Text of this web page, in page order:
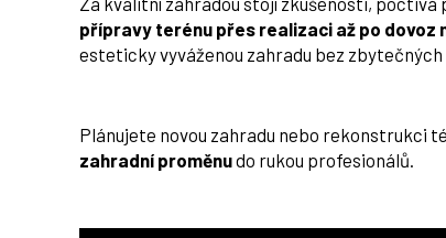
přípravy terénu přes realizaci až po dovoz
esteticky vyváženou zahradu bez
Plánujete novou zahradu nebo rekonstrukci
zahradní proměnudo rukou profesionálů.